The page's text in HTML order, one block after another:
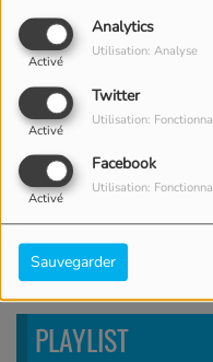
Analytics
Activé
Utilisation: Analyse
Twitter
Activé
Utilisation:
Facebook
Activé
Utilisation:
Sauvegarder
Replay 28/03 - Sun rhythm
PLAYLIST